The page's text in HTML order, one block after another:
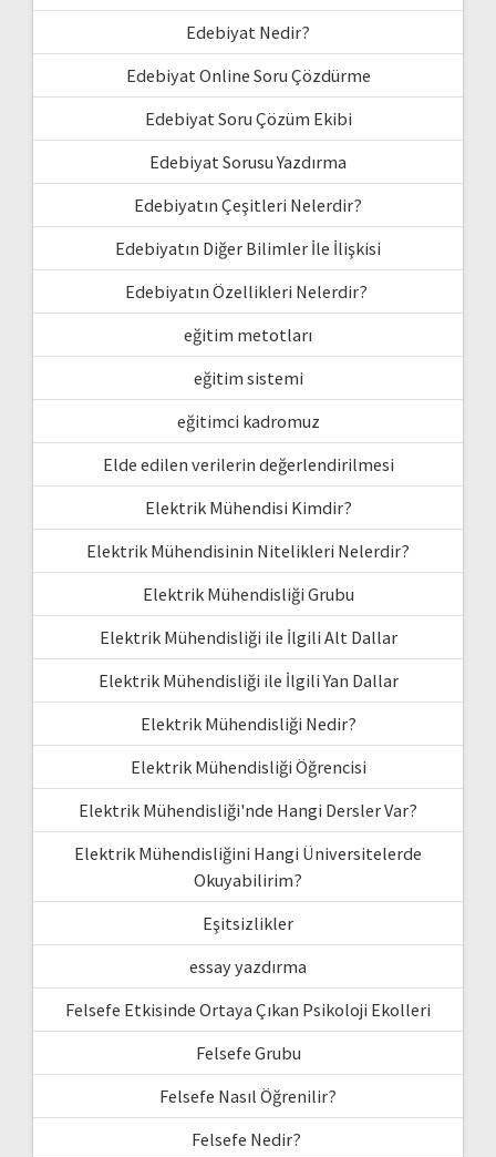
Edebiyat Nedir?
Edebiyat Online Soru Çözdürme
Edebiyat Soru Çözüm Ekibi
Edebiyat Sorusu Yazdırma
Edebiyatın Çeşitleri Nelerdir?
Edebiyatın Diğer Bilimler İle İlişkisi
Edebiyatın Özellikleri Nelerdir?
eğitim metotları
eğitim sistemi
eğitimci kadromuz
Elde edilen verilerin değerlendirilmesi
Elektrik Mühendisi Kimdir?
Elektrik Mühendisinin Nitelikleri Nelerdir?
Elektrik Mühendisliği Grubu
Elektrik Mühendisliği ile İlgili Alt Dallar
Elektrik Mühendisliği ile İlgili Yan Dallar
Elektrik Mühendisliği Nedir?
Elektrik Mühendisliği Öğrencisi
Elektrik Mühendisliği'nde Hangi Dersler Var?
Elektrik Mühendisliğini Hangi Üniversitelerde
Okuyabilirim?
Eşitsizlikler
essay yazdırma
Felsefe Etkisinde Ortaya Çıkan Psikoloji Ekolleri
Felsefe Grubu
Felsefe Nasıl Öğrenilir?
Felsefe Nedir?